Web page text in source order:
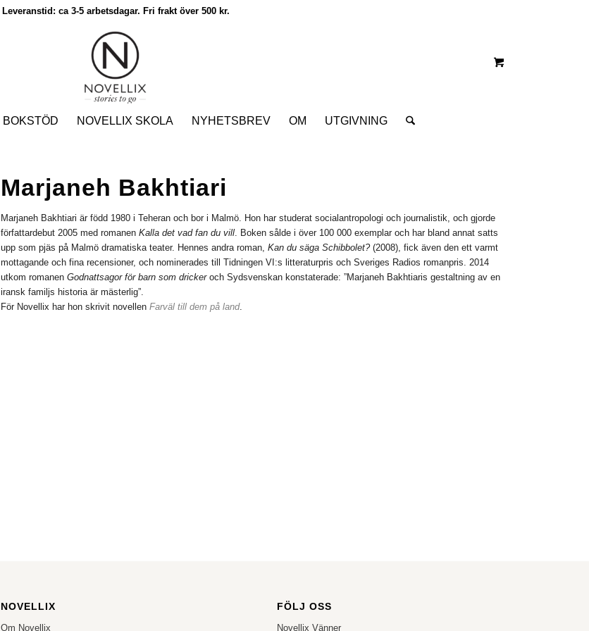
Leveranstid: ca 3-5 arbetsdagar. Fri frakt över 500 kr.
BOKSTÖD NOVELLIX SKOLA NYHETSBREV OM UTGIVNING
Marjaneh Bakhtiari
Marjaneh Bakhtiari är född 1980 i Teheran och bor i Malmö. Hon har studerat socialantropologi och journalistik, och gjorde
författardebut 2005 med romanenKalla det vad fan du vill. Boken sålde i över 100 000 exemplar och har bland annat satts
upp som pjäs på Malmö dramatiska teater. Hennes andra roman,Kan du säga Schibbolet?(2008), fick även den ett varmt
mottagande och fina recensioner, och nominerades till Tidningen VI:s litteraturpris och Sveriges Radios romanpris. 2014
utkom romanenGodnattsagor för barn som drickeroch Sydsvenskan konstaterade: ”Marjaneh Bakhtiaris gestaltning av en
iransk familjs historia är mästerlig”.
För Novellix har hon skrivit novellenFarväl till dem på land.
NOVELLIX
Om Novellix
FÖLJ OSS
Novellix Vänner